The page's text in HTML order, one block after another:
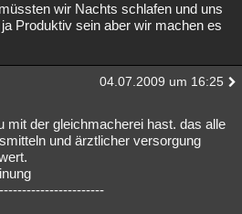
wir Nachts schlafen und uns
Produktiv sein aber wir machen es
04.07.2009 um 16:25
mit der gleichmacherei hast. das alle
und ärztlicher versorgung